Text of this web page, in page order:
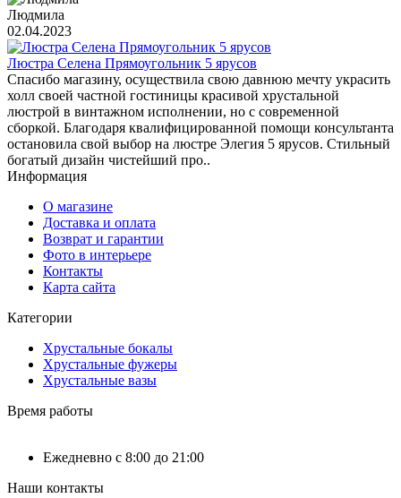
Людмила
02.04.2023
Люстра Селена Прямоугольник 5 ярусов
Спасибо магазину, осуществила свою давнюю мечту украсить
холл своей частной гостиницы красивой хрустальной
люстрой в винтажном исполнении, но с современной
сборкой. Благодаря квалифицированной помощи консультанта
остановила свой выбор на люстре Элегия 5 ярусов. Стильный
богатый дизайн чистейший про..
Информация
О магазине
Доставка и оплата
Возврат и гарантии
Фото в интерьере
Контакты
Карта сайта
Категории
Хрустальные бокалы
Хрустальные фужеры
Хрустальные вазы
Время работы
Ежедневно с 8:00 до 21:00
Наши контакты